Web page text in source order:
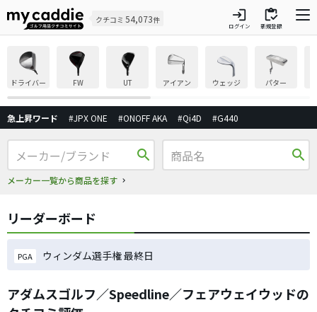
クチコミ 54,073件 login
ログイン
inventory
新規登録
ドライバー FW UT アイアン ウェッジ パター
急上昇ワード #JPX ONE #ONOFF AKA #Qi4D #G440
search
メーカー一覧から商品を探す
search
リーダーボード
PGA ウィンダム選手権 最終日
アダムスゴルフ／Speedline／フェアウェイウッドの